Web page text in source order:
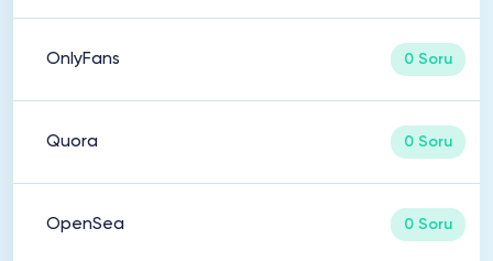
OnlyFans 0 Soru
Quora 0 Soru
OpenSea 0 Soru